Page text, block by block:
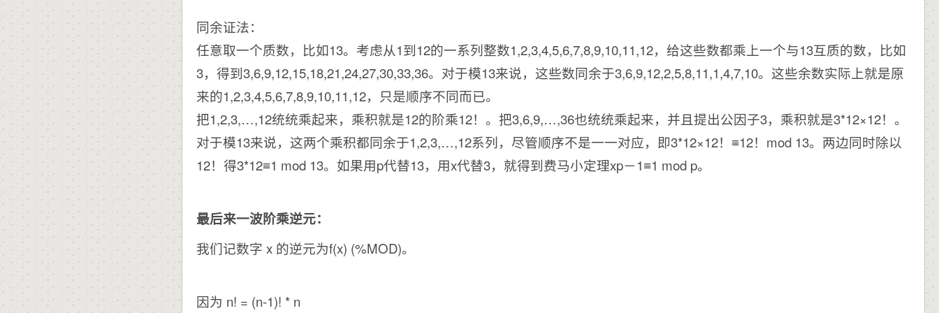
同余证法：
任意取一个质数，比如13。考虑从1到12的一系列整数1,2,3,4,5,6,7,8,9,10,11,12，给这些数都乘上一个与13互质的数，比如
3，得到3,6,9,12,15,18,21,24,27,30,33,36。对于模13来说，这些数同余于3,6,9,12,2,5,8,11,1,4,7,10。这些余数实际上就是原
来的1,2,3,4,5,6,7,8,9,10,11,12，只是顺序不同而已。
把1,2,3,…,12统统乘起来，乘积就是12的阶乘12！。把3,6,9,…,36也统统乘起来，并且提出公因子3，乘积就是3*12×12！。
对于模13来说，这两个乘积都同余于1,2,3,…,12系列，尽管顺序不是一一对应，即3*12×12！≡12！mod 13。两边同时除以
12！得3*12≡1 mod 13。如果用p代替13，用x代替3，就得到费马小定理xp－1≡1 mod p。
最后来一波阶乘逆元：
我们记数字 x 的逆元为f(x) (%MOD)。
因为 n! = (n-1)! * n